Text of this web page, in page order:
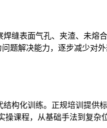
缝表面气孔、夹渣、未
题解决能力，逐步减少对外
构化训练。正规培训提
课程，从基础手法到复